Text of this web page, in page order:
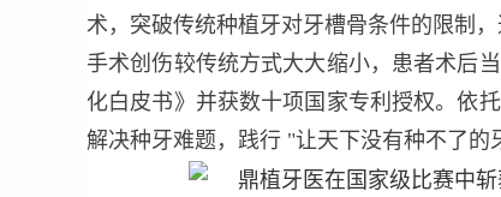
术，突破传统种植牙对牙槽骨条件的限制
手术创伤较传统方式大大缩小，患者术后
化白皮书》并获数十项国家专利授权。依
解决种牙难题，践行 "让天下没有种不了的